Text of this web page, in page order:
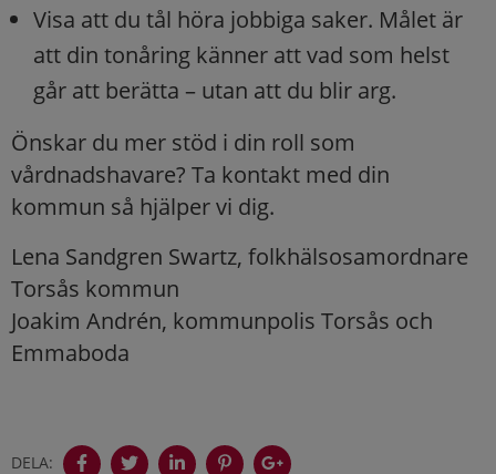
Visa att du tål höra jobbiga saker. Målet är
att din tonåring känner att vad som helst
går att berätta – utan att du blir arg.
Önskar du mer stöd i din roll som
vårdnadshavare? Ta kontakt med din
kommun så hjälper vi dig.
Lena Sandgren Swartz, folkhälsosamordnare
Torsås kommun
Joakim Andrén, kommunpolis Torsås och
Emmaboda
DELA: